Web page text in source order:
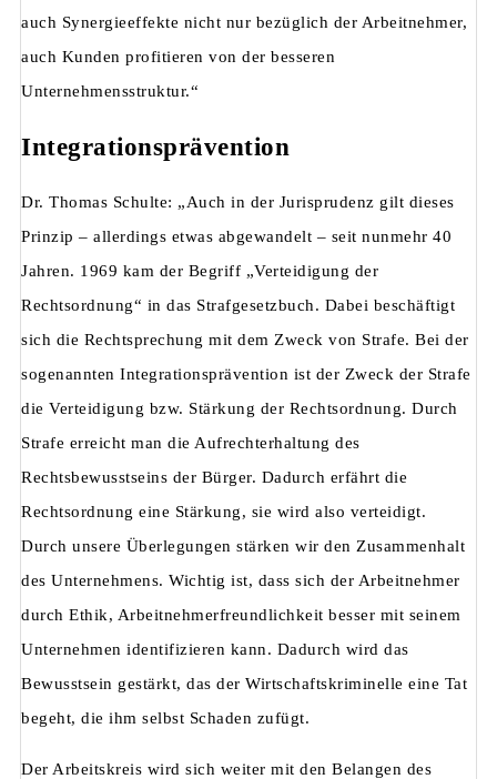
auch Synergieeffekte nicht nur bezüglich der Arbeitnehmer,
auch Kunden profitieren von der besseren
Unternehmensstruktur.“
Integrationsprävention
Dr. Thomas Schulte: „Auch in der Jurisprudenz gilt dieses
Prinzip – allerdings etwas abgewandelt – seit nunmehr 40
Jahren. 1969 kam der Begriff „Verteidigung der
Rechtsordnung“ in das Strafgesetzbuch. Dabei beschäftigt
sich die Rechtsprechung mit dem Zweck von Strafe. Bei der
sogenannten Integrationsprävention ist der Zweck der Strafe
die Verteidigung bzw. Stärkung der Rechtsordnung. Durch
Strafe erreicht man die Aufrechterhaltung des
Rechtsbewusstseins der Bürger. Dadurch erfährt die
Rechtsordnung eine Stärkung, sie wird also verteidigt.
Durch unsere Überlegungen stärken wir den Zusammenhalt
des Unternehmens. Wichtig ist, dass sich der Arbeitnehmer
durch Ethik, Arbeitnehmerfreundlichkeit besser mit seinem
Unternehmen identifizieren kann. Dadurch wird das
Bewusstsein gestärkt, das der Wirtschaftskriminelle eine Tat
begeht, die ihm selbst Schaden zufügt.
Der Arbeitskreis wird sich weiter mit den Belangen des